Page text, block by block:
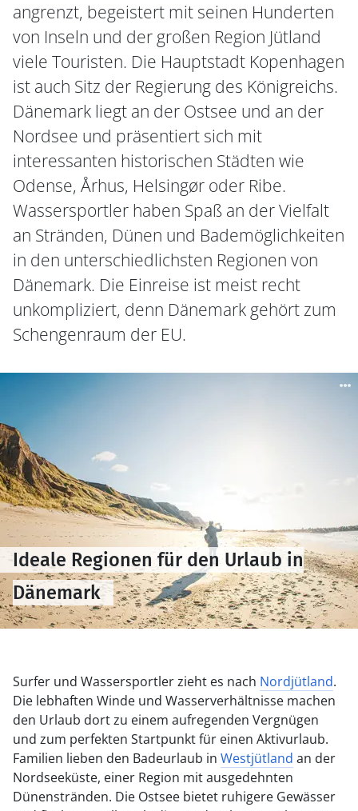
angrenzt, begeistert mit seinen Hunderten
von Inseln und der großen Region Jütland
viele Touristen. Die Hauptstadt Kopenhagen
ist auch Sitz der Regierung des Königreichs.
Dänemark liegt an der Ostsee und an der
Nordsee und präsentiert sich mit
interessanten historischen Städten wie
Odense, Århus, Helsingør oder Ribe.
Wassersportler haben Spaß an der Vielfalt
an Stränden, Dünen und Bademöglichkeiten
in den unterschiedlichsten Regionen von
Dänemark. Die Einreise ist meist recht
unkompliziert, denn Dänemark gehört zum
Schengenraum der EU.
Ideale Regionen für den Urlaub in
Dänemark
Surfer und Wassersportler zieht es nach Nordjütland.
Die lebhaften Winde und Wasserverhältnisse machen
den Urlaub dort zu einem aufregenden Vergnügen
und zum perfekten Startpunkt für einen Aktivurlaub.
Familien lieben den Badeurlaub in Westjütland an der
Nordseeküste, einer Region mit ausgedehnten
Dünenstränden. Die Ostsee bietet ruhigere Gewässer